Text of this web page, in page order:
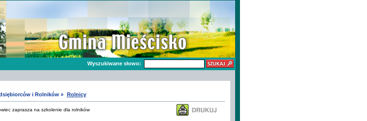
Wyszukiwane słowo:
i Rolników » Rolnicy
zaprasza na szkolenie dla rolników